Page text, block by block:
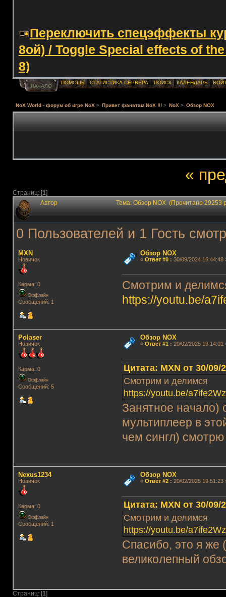
Переключить спецэффекты
8ой) / Toggle Special effects of
8)
НАЧАЛО
ПОМОЩЬ СТАТИСТИКА СЕРВЕРА ПОИСК КАЛЕНДАРЬ
NoX World - форум об игре NoX > Привет фанатам NoX !!! > NoX > Обзор NOX
«
Страниц: [1]
Автор Тема: Обзор NOX (Прочитано 29253
0 Пользователей и 1 Гость
MXN
Новичок
Карма: 0
Оффлайн
Сообщений: 1
Обзор NOX
« Ответ #0: 30/09/2024 16:44:48
Смотрим и
https://youtu.be/
Polaser
Новичок
Карма: 0
Оффлайн
Сообщений: 5
Обзор NOX
« Ответ #1 : 20/02/2025 19:14:01
Цитата: MXN от 30/09/
Смотрим и делимся
https://youtu.be/
Занятное начало)
мультиплеер в
чем сингл)
Nexus1234
Новичок
Карма: 0
Оффлайн
Сообщений: 1
Обзор NOX
« Ответ #2: 20/02/2025 19:51:23
Цитата: MXN от 30/09/
Смотрим и делимся
https://youtu.be/
Спасибо, это я же
великолепный
Страниц: [1]